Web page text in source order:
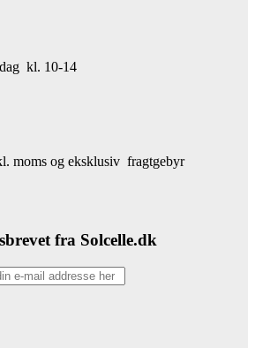
kl. 10-14
moms og eksklusiv fragtgebyr
fra Solcelle.dk